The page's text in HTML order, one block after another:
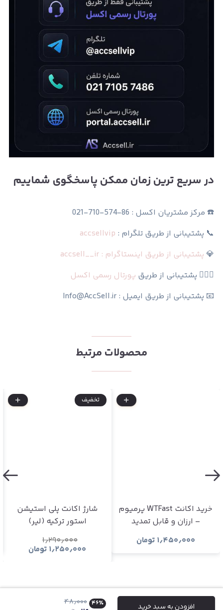
افزودن به سبد خرید ۴۶٪ ۴۸٫۰۰۰
در سریع ترین زمان ممکن پاسخگوی شماییم
☎️ مرکز مشتریان اکسل : 86-574-710-021
📞 پشتیبانی از طریق تلگرام : accsellvip
💎 پشتیبانی از طریق اینستاگرام : accsell__ir
🙆🏻‍♀️ پشتیبانی از طریق پورتال رسمی اکسل
📧 پشتیبانی از طریق ایمیل : Info@AccSell.ir
محصولات مرتبط
خرید اکانت WTFast پرمیوم
– ارزان و قابل تمدید
۱٫۴۵۰٫۰۰۰ تومان
تخفیف
شارژ اکانت پلی استیشن
استور ترکیه (لیر)
۱٫۲۹۰٫۰۰۰
۱٫۲۵۰٫۰۰۰ تومان